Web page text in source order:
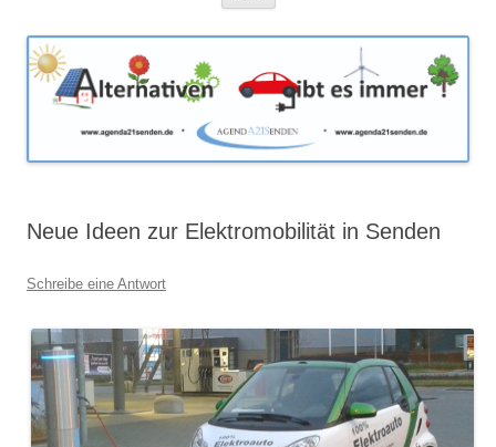
Neue Ideen zur Elektromobilität in Senden
Schreibe eine Antwort